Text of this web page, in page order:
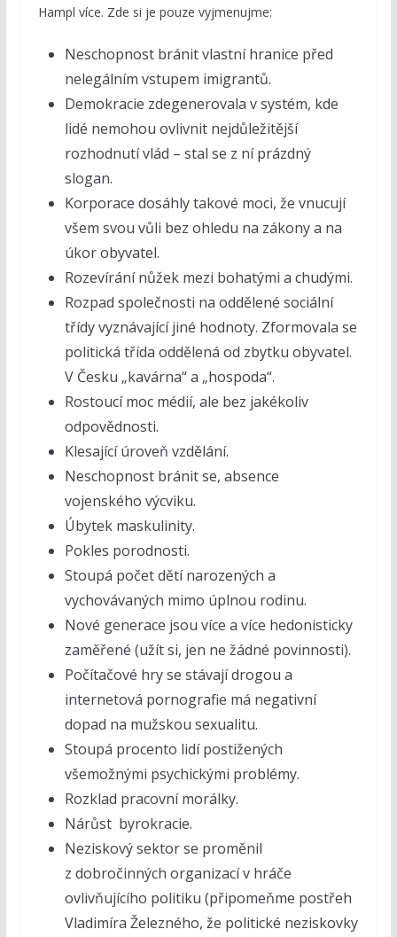
Hampl více. Zde si je pouze vyjmenujme:
Neschopnost bránit vlastní hranice před
nelegálním vstupem imigrantů.
Demokracie zdegenerovala v systém, kde
lidé nemohou ovlivnit nejdůležitější
rozhodnutí vlád – stal se z ní prázdný
slogan.
Korporace dosáhly takové moci, že vnucují
všem svou vůli bez ohledu na zákony a na
úkor obyvatel.
Rozevírání nůžek mezi bohatými a chudými.
Rozpad společnosti na oddělené sociální
třídy vyznávající jiné hodnoty. Zformovala se
politická třída oddělená od zbytku obyvatel.
V Česku „kavárna“ a „hospoda“.
Rostoucí moc médií, ale bez jakékoliv
odpovědnosti.
Klesající úroveň vzdělání.
Neschopnost bránit se, absence
vojenského výcviku.
Úbytek maskulinity.
Pokles porodnosti.
Stoupá počet dětí narozených a
vychovávaných mimo úplnou rodinu.
Nové generace jsou více a více hedonisticky
zaměřené (užít si, jen ne žádné povinnosti).
Počítačové hry se stávají drogou a
internetová pornografie má negativní
dopad na mužskou sexualitu.
Stoupá procento lidí postižených
všemožnými psychickými problémy.
Rozklad pracovní morálky.
Nárůst byrokracie.
Neziskový sektor se proměnil
z dobročinných organizací v hráče
ovlivňujícího politiku (připomeňme postřeh
Vladimíra Železného, že politické neziskovky